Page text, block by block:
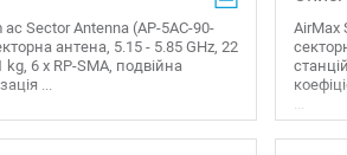
ac Sector Antenna (AP-5AC-90-
антена, 5.15 - 5.85 GHz, 22
kg, 6 х RP-SMA, подвійна
...
AirMax